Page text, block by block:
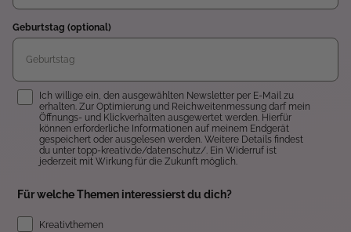
Geburtstag (optional)
Einwilligung
Ich willige ein, den ausgewählten Newsletter per E-Mail zu
erhalten. Zur Optimierung und Reichweitenmessung darf mein
Öffnungs- und Klickverhalten ausgewertet werden. Hierfür
können erforderliche Informationen auf meinem Endgerät
gespeichert oder ausgelesen werden. Weitere Details findest
du unter topp-kreativ.de/datenschutz/. Ein Widerruf ist
jederzeit mit Wirkung für die Zukunft möglich.
Für welche Themen interessierst du dich?
Kreativthemen